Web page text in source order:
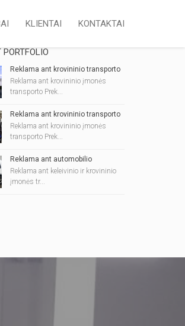
KLIENTAI KONTAKTAI
PORTFOLIO
Reklama ant krovininio transporto
Reklama ant krovininio įmonės
transporto Prek...
Reklama ant krovininio transporto
Reklama ant krovininio įmonės
transporto Prek...
Reklama ant automobilio
Reklama ant keleivinio ir krovininio
įmonės tr...